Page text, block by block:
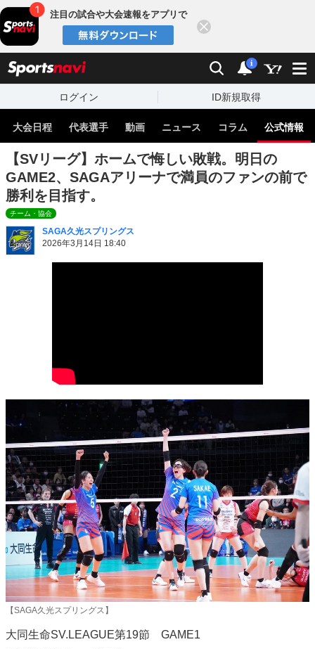
注目の試合や大会速報をアプリで
検索 通知
i
ログイン ID新規取得
大会日程 代表選手 動画 ニュース コラム 公式情報
【SVリーグ】ホームで悔しい敗戦。明日の
GAME2、SAGAアリーナで満員のファンの前で
勝利を目指す。
チーム・協会
SAGA久光スプリングス
2026年3月14日 18:40
【SAGA久光スプリングス】
大同生命SV.LEAGUE第19節 GAME1